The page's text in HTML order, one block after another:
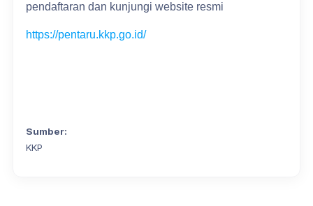
pendaftaran dan kunjungi website resmi
https://pentaru.kkp.go.id/
Sumber:
KKP